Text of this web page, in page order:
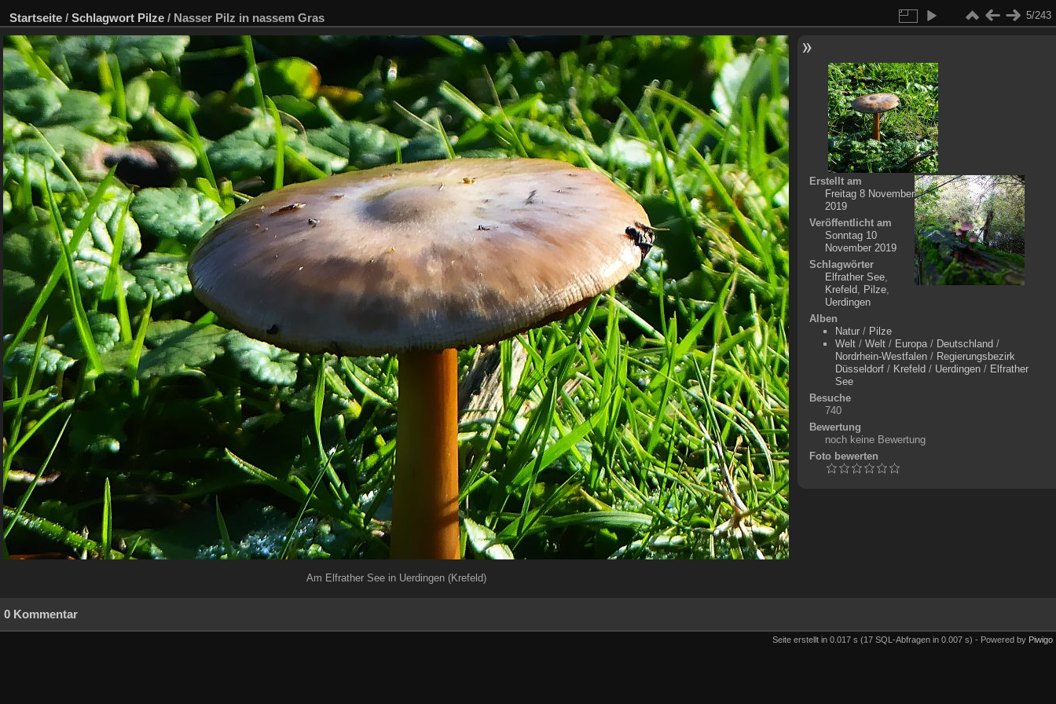
Startseite / Schlagwort Pilze / Nasser Pilz in nassem Gras 5/243
Am Elfrather See in Uerdingen (Krefeld)
Erstellt am
Freitag 8 November
2019
Veröffentlicht am
Sonntag 10
November 2019
Schlagwörter
Elfrather See,
Krefeld, Pilze,
Uerdingen
Alben
Natur/ Pilze
Welt/ Welt/ Europa/ Deutschland /
Nordrhein-Westfalen/ Regierungsbezirk
Düsseldorf/ Krefeld / Uerdingen/ Elfrather
See
Besuche
740
Bewertung
noch keine Bewertung
Foto bewerten
0 Kommentar
Seite erstellt in 0.017 s (17 SQL-Abfragen in 0.007 s) - Powered by Piwigo